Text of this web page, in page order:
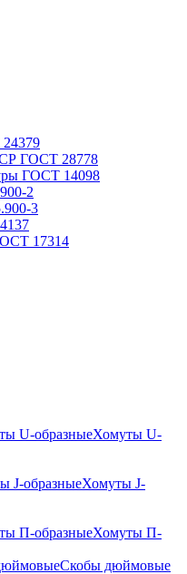
ГОСТ 28778
ГОСТ 14098
2
3
17314
Хомуты U-
Хомуты J-
Хомуты П-
Скобы дюймовые